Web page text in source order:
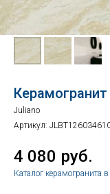
Juliano
Артикул:
4 080 руб.
Каталог керамогранита